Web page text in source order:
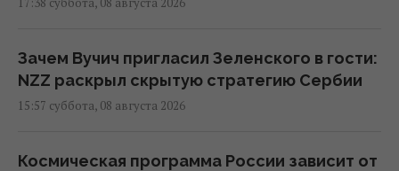
Зачем Вучич пригласил Зеленского в гости:
NZZ раскрыл скрытую стратегию Сербии
15:57 суббота, 08 августа 2026
Космическая программа России зависит от